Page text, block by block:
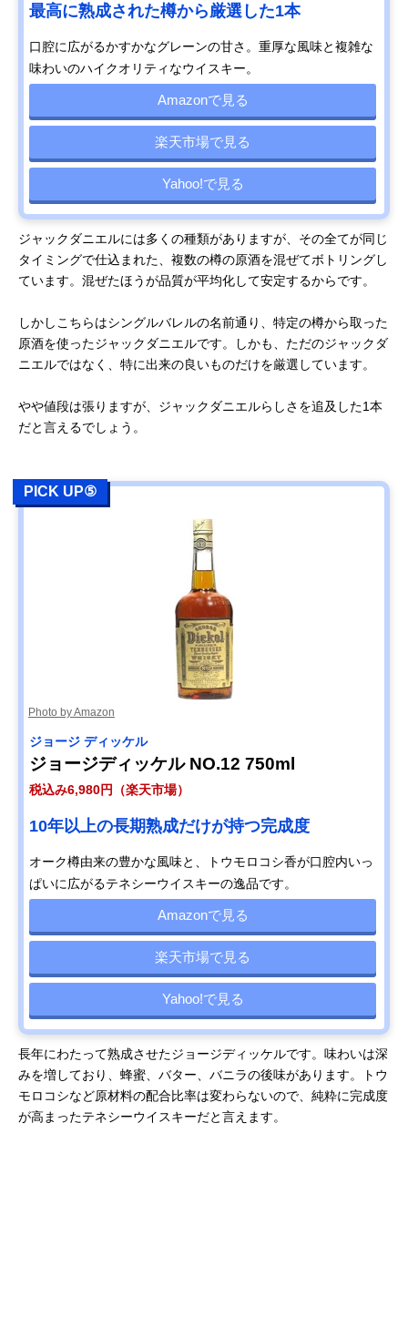
最高に熟成された樽から厳選した1本
口腔に広がるかすかなグレーンの甘さ。重厚な風味と複雑な
味わいのハイクオリティなウイスキー。
Amazonで見る
楽天市場で見る
Yahoo!で見る
ジャックダニエルには多くの種類がありますが、その全てが同じ
タイミングで仕込まれた、複数の樽の原酒を混ぜてボトリングし
ています。混ぜたほうが品質が平均化して安定するからです。
しかしこちらはシングルバレルの名前通り、特定の樽から取った
原酒を使ったジャックダニエルです。しかも、ただのジャックダ
ニエルではなく、特に出来の良いものだけを厳選しています。
やや値段は張りますが、ジャックダニエルらしさを追及した1本
だと言えるでしょう。
PICK UP⑤
Photo by Amazon
ジョージ ディッケル
ジョージディッケル NO.12 750ml
税込み6,980円（楽天市場）
10年以上の長期熟成だけが持つ完成度
オーク樽由来の豊かな風味と、トウモロコシ香が口腔内いっ
ぱいに広がるテネシーウイスキーの逸品です。
Amazonで見る
楽天市場で見る
Yahoo!で見る
長年にわたって熟成させたジョージディッケルです。味わいは深
みを増しており、蜂蜜、バター、バニラの後味があります。トウ
モロコシなど原材料の配合比率は変わらないので、純粋に完成度
が高まったテネシーウイスキーだと言えます。